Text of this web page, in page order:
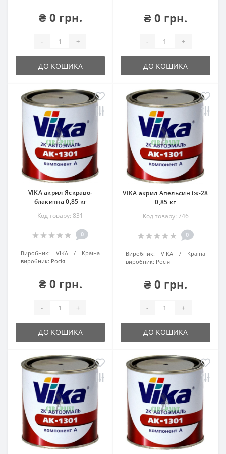
₴ 0 грн.
- +
ДО КОШИКА
₴ 0 грн.
- +
ДО КОШИКА
VIKA акрил Яскраво-
блакитна 0,85 кг
Код товару: 831
0
Виробник: VIKA
Країна
виробник: Росія
₴ 0 грн.
- +
ДО КОШИКА
VIKA акрил Апельсин іж-28
0,85 кг
Код товару: 746
0
Виробник: VIKA
Країна
виробник: Росія
₴ 0 грн.
- +
ДО КОШИКА